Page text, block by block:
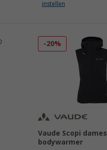
instellen
-20%
Vaude Scopi dames
bodywarmer